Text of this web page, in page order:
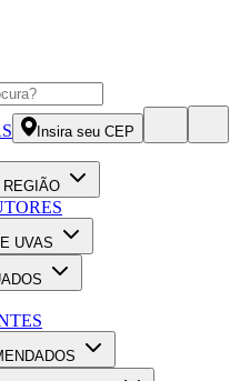
Insira seu CEP
REGIÃO
UVAS